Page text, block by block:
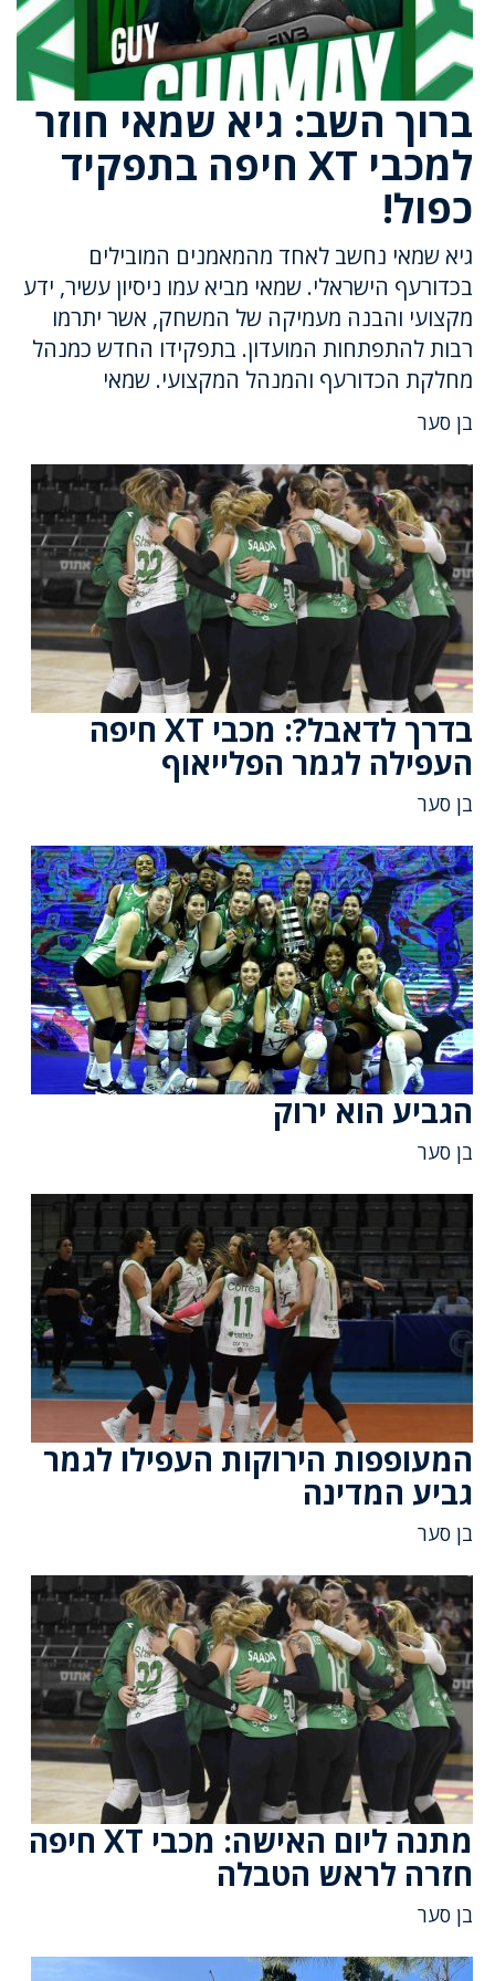
ברוך השב: גיא שמאי חוזר
למכבי XT חיפה בתפקיד
כפול!
גיא שמאי נחשב לאחד מהמאמנים המובילים
בכדורעף הישראלי. שמאי מביא עמו ניסיון עשיר, ידע
מקצועי והבנה מעמיקה של המשחק, אשר יתרמו
רבות להתפתחות המועדון. בתפקידו החדש כמנהל
מחלקת הכדורעף והמנהל המקצועי. שמאי
בן סער
בדרך לדאבל?: מכבי XT חיפה
העפילה לגמר הפלייאוף
בן סער
הגביע הוא ירוק
בן סער
המעופפות הירוקות העפילו לגמר
גביע המדינה
בן סער
מתנה ליום האישה: מכבי XT חיפה
חזרה לראש הטבלה
בן סער